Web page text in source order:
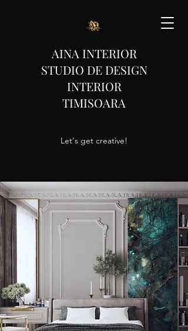
AINA INTERIOR
STUDIO DE DESIGN
INTERIOR
TIMISOARA
Let's get creative!